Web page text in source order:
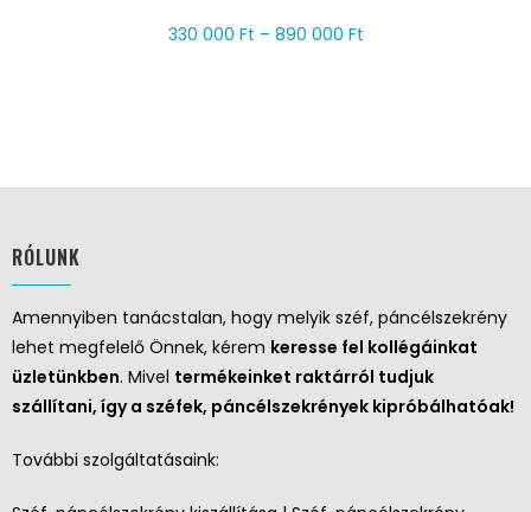
330 000 Ft – 890 000 Ft
RÓLUNK
Amennyiben tanácstalan, hogy melyik széf, páncélszekrény
lehet megfelelő Önnek, kérem keresse fel kollégáinkat
üzletünkben. Mivel termékeinket raktárról tudjuk
szállítani, így a széfek, páncélszekrények kipróbálhatóak!
További szolgáltatásaink: